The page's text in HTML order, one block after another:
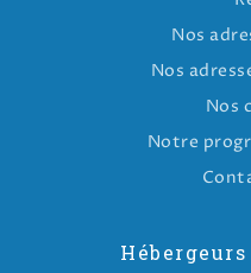
Nos
Nos
Nos
Notre